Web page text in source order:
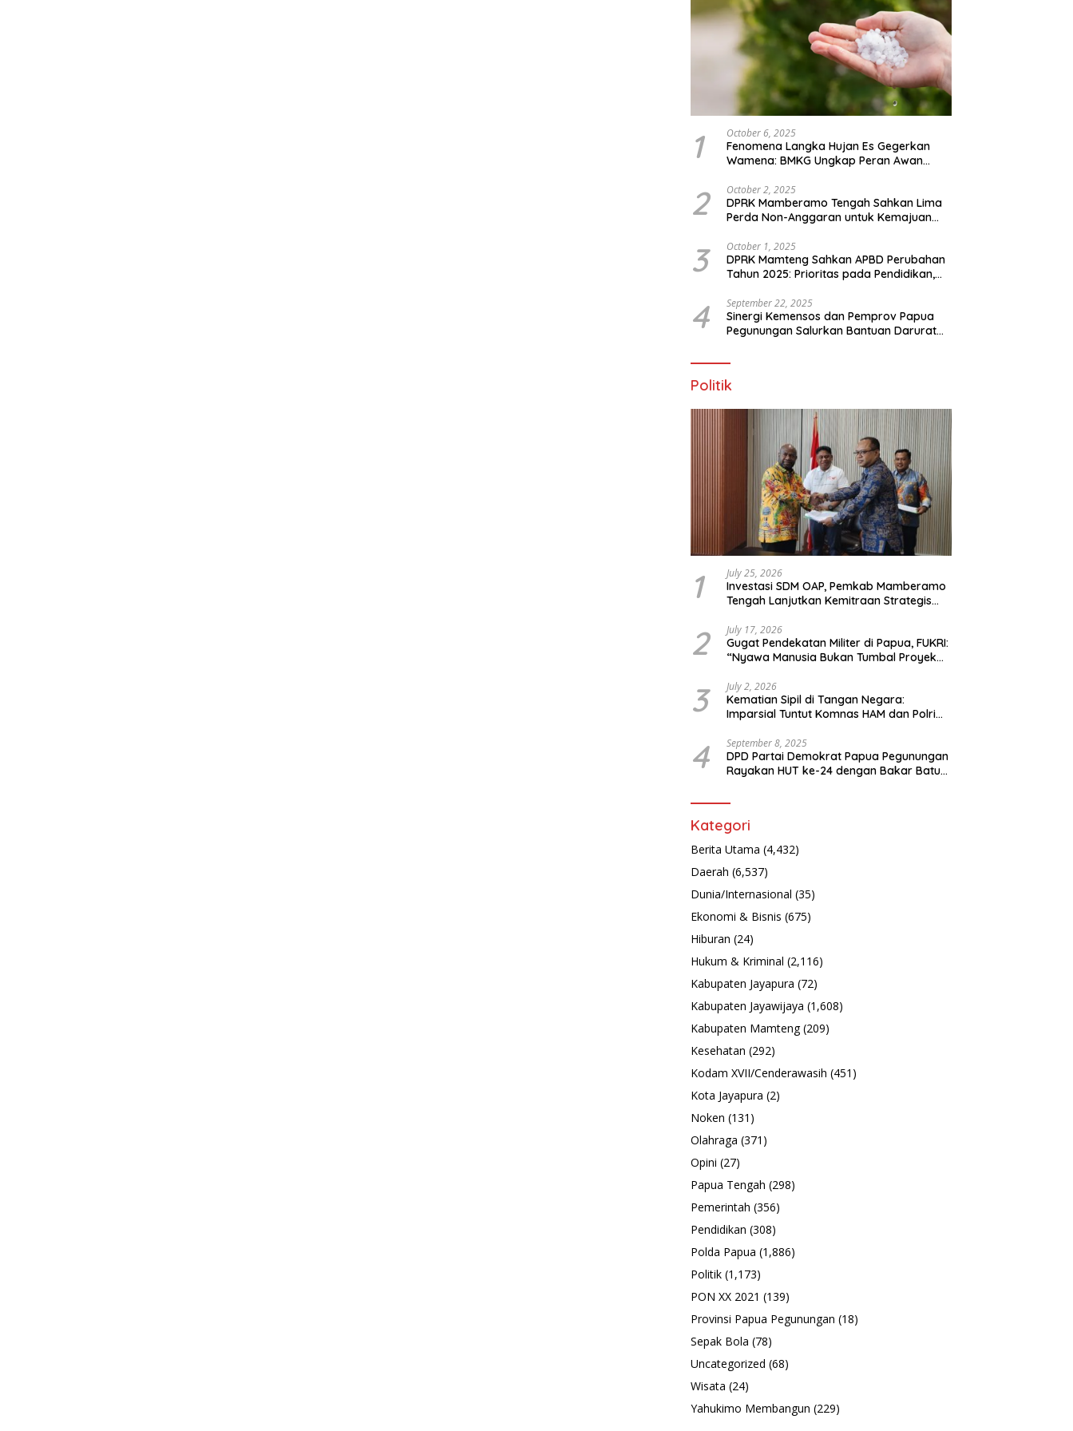
1 October 6, 2025
Fenomena Langka Hujan Es Gegerkan
Wamena: BMKG Ungkap Peran Awan
Ekstrem Peralihan Musim
2 October 2, 2025
DPRK Mamberamo Tengah Sahkan Lima
Perda Non-Anggaran untuk Kemajuan
3 October 1, 2025
DPRK Mamteng Sahkan APBD Perubahan
Tahun 2025: Prioritas pada Pendidikan,
4 September 22, 2025
Sinergi Kemensos dan Pemprov Papua
Pegunungan Salurkan Bantuan Darurat
Politik
1 July 25, 2026
Investasi SDM OAP, Pemkab Mamberamo
Tengah Lanjutkan Kemitraan Strategis
2 July 17, 2026
Gugat Pendekatan Militer di Papua, FUKRI:
“Nyawa Manusia Bukan Tumbal Proyek
3 July 2, 2026
Kematian Sipil di Tangan Negara:
Imparsial Tuntut Komnas HAM dan Polri
4 September 8, 2025
DPD Partai Demokrat Papua Pegunungan
Rayakan HUT ke-24 dengan Bakar Batu
Kategori
Berita Utama (4,432)
Daerah (6,537)
Dunia/Internasional (35)
Ekonomi & Bisnis (675)
Hiburan (24)
Hukum & Kriminal (2,116)
Kabupaten Jayapura (72)
Kabupaten Jayawijaya (1,608)
Kabupaten Mamteng(209)
Kesehatan (292)
Kodam XVII/Cenderawasih (451)
Kota Jayapura (2)
Noken (131)
Olahraga (371)
Opini (27)
Papua Tengah (298)
Pemerintah (356)
Pendidikan (308)
Polda Papua (1,886)
Politik (1,173)
PON XX 2021 (139)
Provinsi Papua Pegunungan (18)
Sepak Bola (78)
Uncategorized (68)
Wisata (24)
Yahukimo Membangun (229)